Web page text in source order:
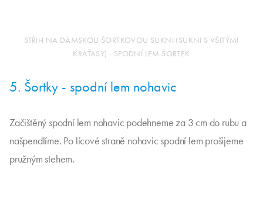
STŘIH NA DÁMSKOU ŠORTKOVOU SUKNI (SUKNI S VŠITÝMI
KRAŤASY) - SPODNÍ LEM ŠORTEK
5. Šortky - spodní lem nohavic
Začištěný spodní lem nohavic podehneme za 3 cm do rubu a
našpendlíme. Po lícové straně nohavic spodní lem prošijeme
pružným stehem.